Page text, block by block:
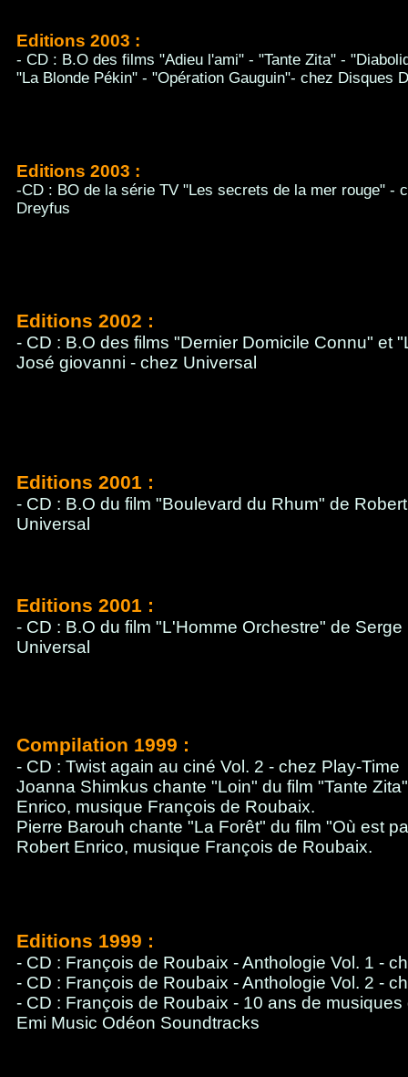
Editions 2003 :
- CD : B.O des films "Adieu l'ami" - "Tante Zita" -
"La Blonde Pékin" - "Opération Gauguin"- chez Disques
Editions 2003 :
-CD : BO de la série TV "Les secrets de la mer rouge" -
Dreyfus
Editions 2002 :
- CD : B.O des films "Dernier Domicile Connu" et
José giovanni - chez Universal
Editions 2001 :
- CD : B.O du film "Boulevard du Rhum" de
Universal
Editions 2001 :
- CD : B.O du film "L'Homme Orchestre" de
Universal
Compilation 1999 :
- CD : Twist again au ciné Vol. 2 - chez Play-Time
Joanna Shimkus chante "Loin" du film "Tante
Enrico, musique François de Roubaix.
Pierre Barouh chante "La Forêt" du film "Où est
Robert Enrico, musique François de Roubaix.
Editions 1999 :
- CD : François de Roubaix - Anthologie Vol. 1 -
- CD : François de Roubaix - Anthologie Vol. 2 -
- CD : François de Roubaix - 10 ans de musiques
Emi Music Odéon Soundtracks